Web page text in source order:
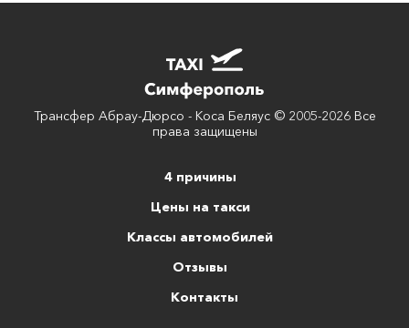
Трансфер Абрау-Дюрсо - Коса Беляус © 2005-2026 Все
права защищены
4 причины
Цены на такси
Классы автомобилей
Отзывы
Контакты